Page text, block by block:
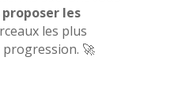
proposer les
les plus
🚀